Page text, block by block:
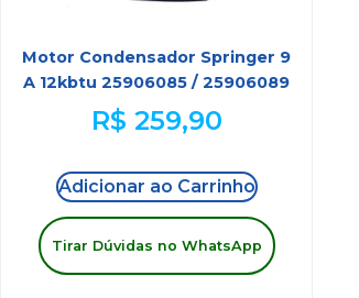
Motor Condensador Springer 9
A 12kbtu 25906085 / 25906089
R$ 259,90
Adicionar ao Carrinho
Tirar Dúvidas no WhatsApp